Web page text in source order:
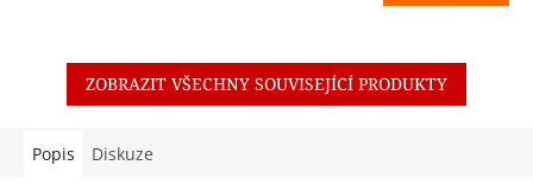
ZOBRAZIT VŠECHNY SOUVISEJÍCÍ PRODUKTY
Popis Diskuze